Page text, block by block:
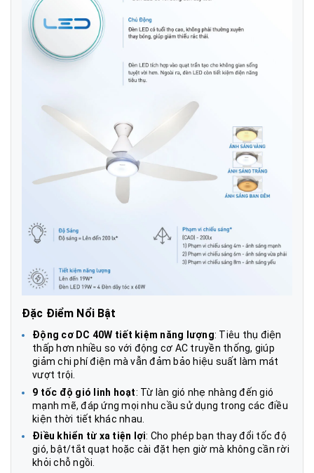
Đặc Điểm Nổi Bật
Động cơ DC 40W tiết kiệm năng lượng: Tiêu thụ điện
thấp hơn nhiều so với động cơ AC truyền thống, giúp
giảm chi phí điện mà vẫn đảm bảo hiệu suất làm mát
vượt trội.
9 tốc độ gió linh hoạt: Từ làn gió nhẹ nhàng đến gió
mạnh mẽ, đáp ứng mọi nhu cầu sử dụng trong các điều
kiện thời tiết khác nhau.
Điều khiển từ xa tiện lợi: Cho phép bạn thay đổi tốc độ
gió, bật/tắt quạt hoặc cài đặt hẹn giờ mà không cần rời
khỏi chỗ ngồi.